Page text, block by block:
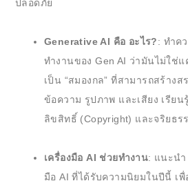
ปลอดภัย
Generative AI คือ อะไร?: ทำค
ทำงานของ Gen AI ว่ามันไม่ใช่แ
เป็น “สมองกล” ที่สามารถสร้างส
ข้อความ รูปภาพ และเสียง เรียน
ลิขสิทธิ์ (Copyright) และจริยธร
เครื่องมือ AI ช่วยทำงาน: แนะนำ
มือ AI ที่ได้รับความนิยมในปีนี้ เพื่